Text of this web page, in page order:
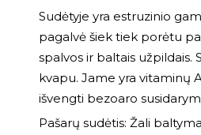
Sudėtyje yra estruzinio
pagalvė šiek tiek porėtu
spalvos ir baltais užpildais.
kvapu. Jame yra vitaminų
išvengti bezoaro
Pašarų sudėtis: Žali